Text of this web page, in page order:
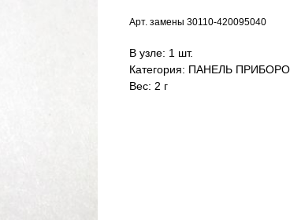
Арт. замены 30110-420095040
В узле: 1 шт.
Категория: ПАНЕЛЬ
Вес: 2 г